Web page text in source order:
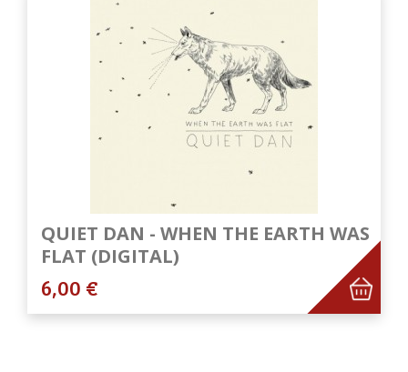
QUIET DAN - WHEN THE EARTH WAS
FLAT (DIGITAL)
6,00 €